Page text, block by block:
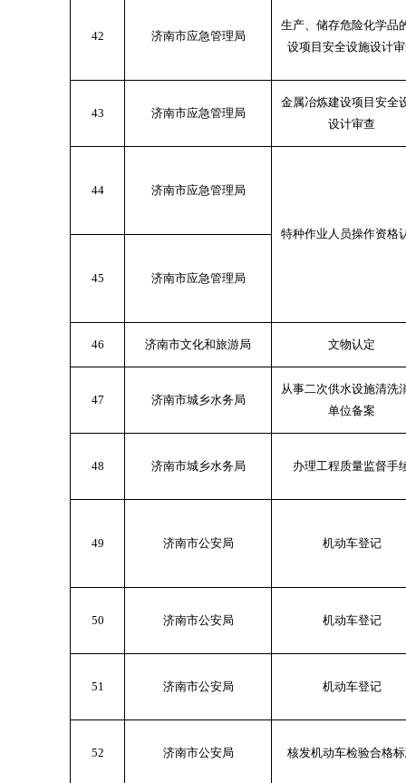
42 济南市应急管理局
生产、储存危险化学品
设项目安全设施设计
43 济南市应急管理局
金属冶炼建设项目安全
设计审查
44 济南市应急管理局
特种作业人员操作资格
45 济南市应急管理局
46 济南市文化和旅游局 文物认定
47 济南市城乡水务局
从事二次供水设施清洗
单位备案
48 济南市城乡水务局 办理工程质量监督手
49 济南市公安局 机动车登记
50 济南市公安局 机动车登记
51 济南市公安局 机动车登记
52 济南市公安局 核发机动车检验合格